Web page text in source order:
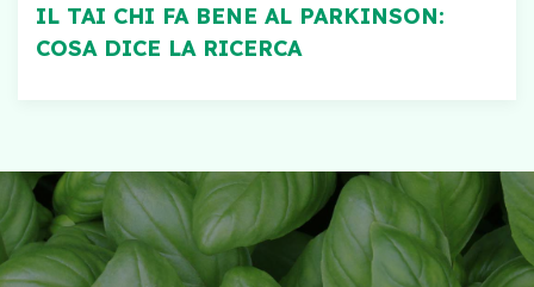
IL TAI CHI FA BENE AL PARKINSON:
COSA DICE LA RICERCA